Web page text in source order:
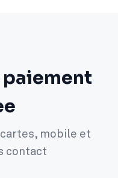
paiement
mobile et
contact